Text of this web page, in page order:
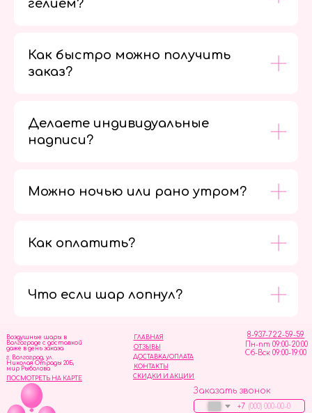
гелием?
Как быстро можно получить
заказ?
Делаете индивидуальные
надписи?
Можно ночью или рано утром?
Как оплатить?
Что если шар лопнул?
ОТЗЫВЫ
ГЛАВНАЯ
ДОСТАВКА/ОПЛАТА
СКИДКИ И АКЦИИ
КОНТАКТЫ
8-937-722-59-59
Пн-пт 09:00-20:00
Сб-Вск 09:00-19:00
Воздушные шары в
Волгограде с доставкой
даже в день заказа
Заказать звонок
+7
г. Волгоград, ул.
Николая Отрады 20Б,
мир Рыболова
ПОСМОТРЕТЬ НА КАРТЕ